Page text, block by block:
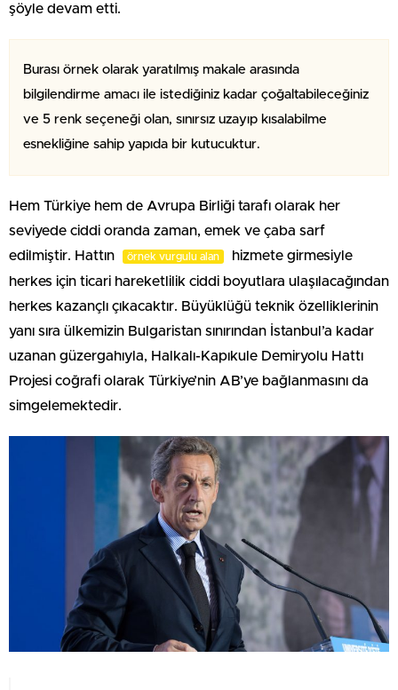
şöyle devam etti.
Burası örnek olarak yaratılmış makale arasında
bilgilendirme amacı ile istediğiniz kadar çoğaltabileceğiniz
ve 5 renk seçeneği olan, sınırsız uzayıp kısalabilme
esnekliğine sahip yapıda bir kutucuktur.
Hem Türkiye hem de Avrupa Birliği tarafı olarak her
seviyede ciddi oranda zaman, emek ve çaba sarf
edilmiştir. Hattın
örnek vurgulu alan
hizmete girmesiyle
herkes için ticari hareketlilik ciddi boyutlara ulaşılacağından
herkes kazançlı çıkacaktır. Büyüklüğü teknik özelliklerinin
yanı sıra ülkemizin Bulgaristan sınırından İstanbul’a kadar
uzanan güzergahıyla, Halkalı-Kapıkule Demiryolu Hattı
Projesi coğrafi olarak Türkiye’nin AB’ye bağlanmasını da
simgelemektedir.